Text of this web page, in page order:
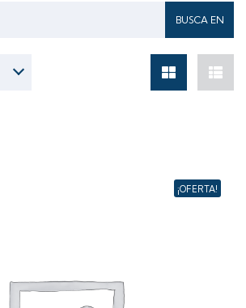
¡OFERTA!